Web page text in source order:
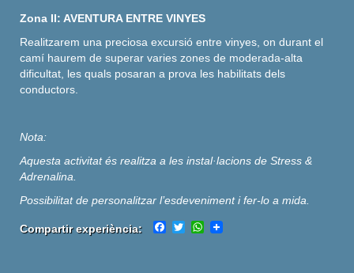
Zona II: AVENTURA ENTRE VINYES
Realitzarem una preciosa excursió entre vinyes, on durant el
camí haurem de superar varies zones de moderada-alta
dificultat, les quals posaran a prova les habilitats dels
conductors.
Nota:
Aquesta activitat és realitza a les instal·lacions de Stress &
Adrenalina.
Possibilitat de personalitzar l’esdeveniment i fer-lo a mida.
Compartir experiència: Facebook
TwitterWhatsApp